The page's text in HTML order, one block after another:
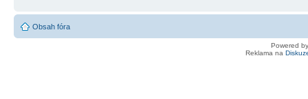
Obsah fóra
Powered
Reklama na